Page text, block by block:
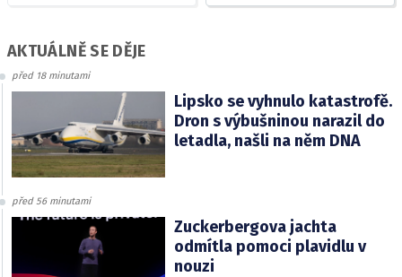
AKTUÁLNĚ SE DĚJE
před 18 minutami
Lipsko se vyhnulo katastrofě.
Dron s výbušninou narazil do
letadla, našli na něm DNA
před 56 minutami
Zuckerbergova jachta
odmítla pomoci plavidlu v
nouzi